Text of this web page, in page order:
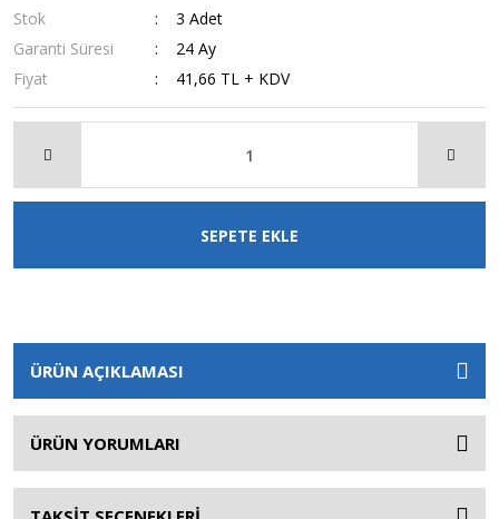
Stok
3 Adet
Garanti Süresi
24 Ay
Fiyat
41,66 TL + KDV
SEPETE EKLE
ÜRÜN AÇIKLAMASI
ÜRÜN YORUMLARI